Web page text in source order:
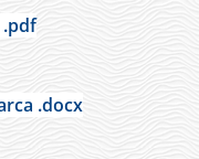
.pdf
.docx